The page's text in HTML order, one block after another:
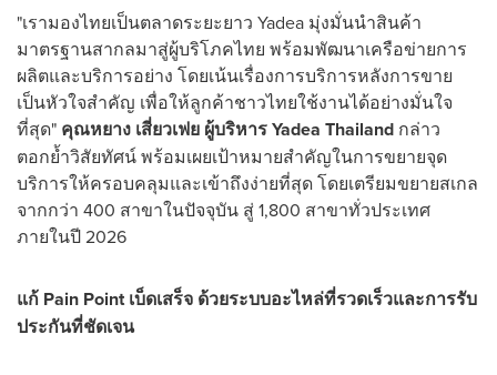
"เรามองไทยเป็นตลาดระยะยาว Yadea มุ่งมั่นนำสินค้า
มาตรฐานสากลมาสู่ผู้บริโภคไทย พร้อมพัฒนาเครือข่ายการ
ผลิตและบริการอย่าง โดยเน้นเรื่องการบริการหลังการขาย
เป็นหัวใจสำคัญ เพื่อให้ลูกค้าชาวไทยใช้งานได้อย่างมั่นใจ
ที่สุด" คุณหยาง เสี่ยวเฟย ผู้บริหารYadea Thailand กล่าว
ตอกย้ำวิสัยทัศน์ พร้อมเผยเป้าหมายสำคัญในการขยายจุด
บริการให้ครอบคลุมและเข้าถึงง่ายที่สุด โดยเตรียมขยายสเกล
จากกว่า 400 สาขาในปัจจุบัน สู่ 1,800 สาขาทั่วประเทศ
ภายในปี 2026
แก้ Pain Pointเบ็ดเสร็จ ด้วยระบบอะไหล่ที่รวดเร็วและการรับ
ประกันที่ชัดเจน